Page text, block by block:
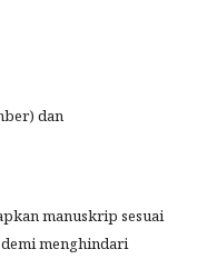
dan
manuskrip sesuai
menghindari